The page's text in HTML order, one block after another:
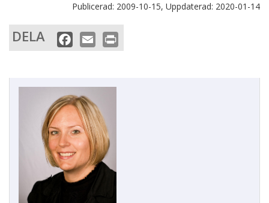
Publicerad: 2009-10-15, Uppdaterad: 2020-01-14
DELA
a
e
b
o
o
k
m
i
r